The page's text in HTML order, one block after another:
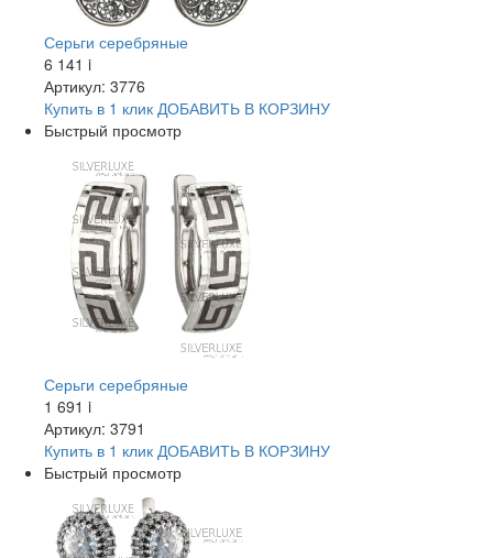
Серьги серебряные
6 141 i
Артикул: 3776
Купить в 1 клик ДОБАВИТЬ В КОРЗИНУ
Быстрый просмотр
Серьги серебряные
1 691 i
Артикул: 3791
Купить в 1 клик ДОБАВИТЬ В КОРЗИНУ
Быстрый просмотр